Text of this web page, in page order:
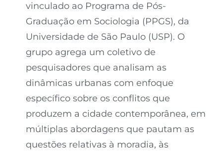
vinculado ao Programa de Pós-
Graduação em Sociologia (PPGS), da
Universidade de São Paulo (USP). O
grupo agrega um coletivo de
pesquisadores que analisam as
dinâmicas urbanas com enfoque
específico sobre os conflitos que
produzem a cidade contemporânea, em
múltiplas abordagens que pautam as
questões relativas à moradia, às